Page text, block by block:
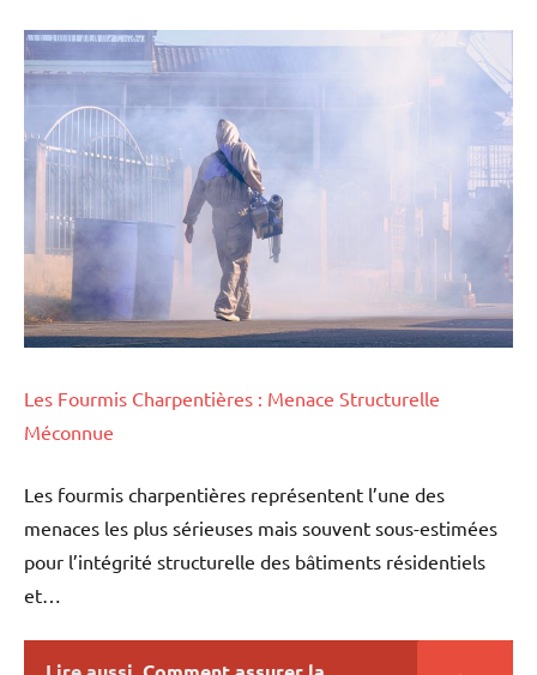
Les Fourmis Charpentières : Menace Structurelle
Méconnue
Les fourmis charpentières représentent l’une des
menaces les plus sérieuses mais souvent sous-estimées
pour l’intégrité structurelle des bâtiments résidentiels
et…